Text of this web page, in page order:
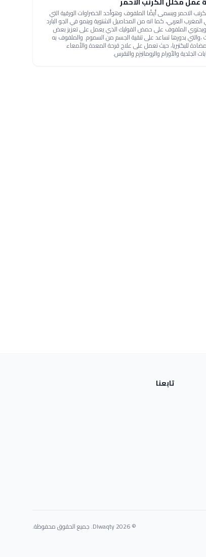
الاحمر ويسمى أيضًا الملفوف وهوأحد الخضراوات الورقية التي
العربي، كما انه من المحاصيل الشتوية وينمو في الجو البارد
ويحتوي الملفوف على حمض الفوليك الذي يعمل على تعزيز بعض
،والتي بدورها تساعد على تنقية الجسم من السموم. والملفوف به
للبكتيريا، حيث تعمل على علاج قرحة المعدة والأمعاء
الجلدية والأورام والروماتيزم والنقرس.
تابعنا
© 2026 Dlwaqty. جميع الحقوق محفوظة.